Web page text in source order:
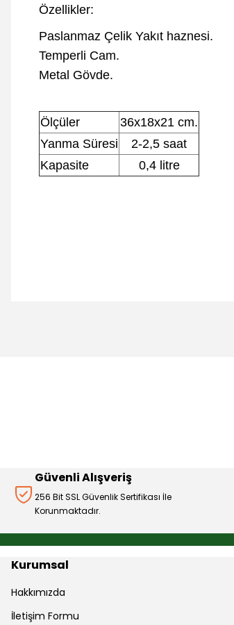
Özellikler:
Paslanmaz Çelik Yakıt haznesi.
Temperli Cam.
Metal Gövde.
Ölçüler
36x18x21 cm.
Yanma Süresi
2-2,5 saat
Kapasite
0,4 litre
Güvenli Alışveriş
256 Bit SSL Güvenlik Sertifikası İle
Korunmaktadır.
Kurumsal
Hakkımızda
İletişim Formu